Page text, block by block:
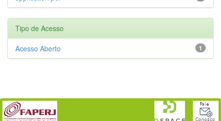
Tipo de Acesso
1
Acesso Aberto